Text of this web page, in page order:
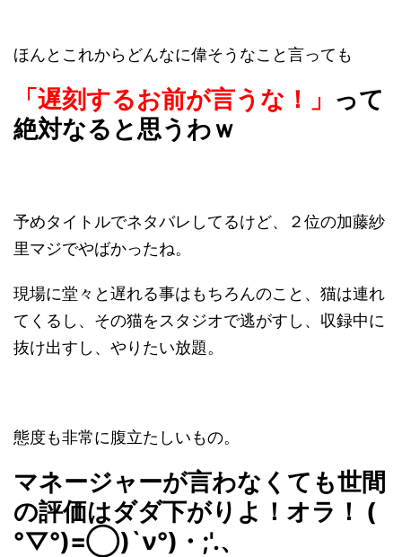
ほんとこれからどんなに偉そうなこと言っても
「遅刻するお前が言うな！」 って
絶対なると思うわｗ
予めタイトルでネタバレしてるけど、２位の加藤紗
里マジでやばかったね。
現場に堂々と遅れる事はもちろんのこと、猫は連れ
てくるし、その猫をスタジオで逃がすし、収録中に
抜け出すし、やりたい放題。
態度も非常に腹立たしいもの。
マネージャーが言わなくても世間
の評価はダダ下がりよ！オラ！ (
°▽°)=◯)`ν°)・;'.、